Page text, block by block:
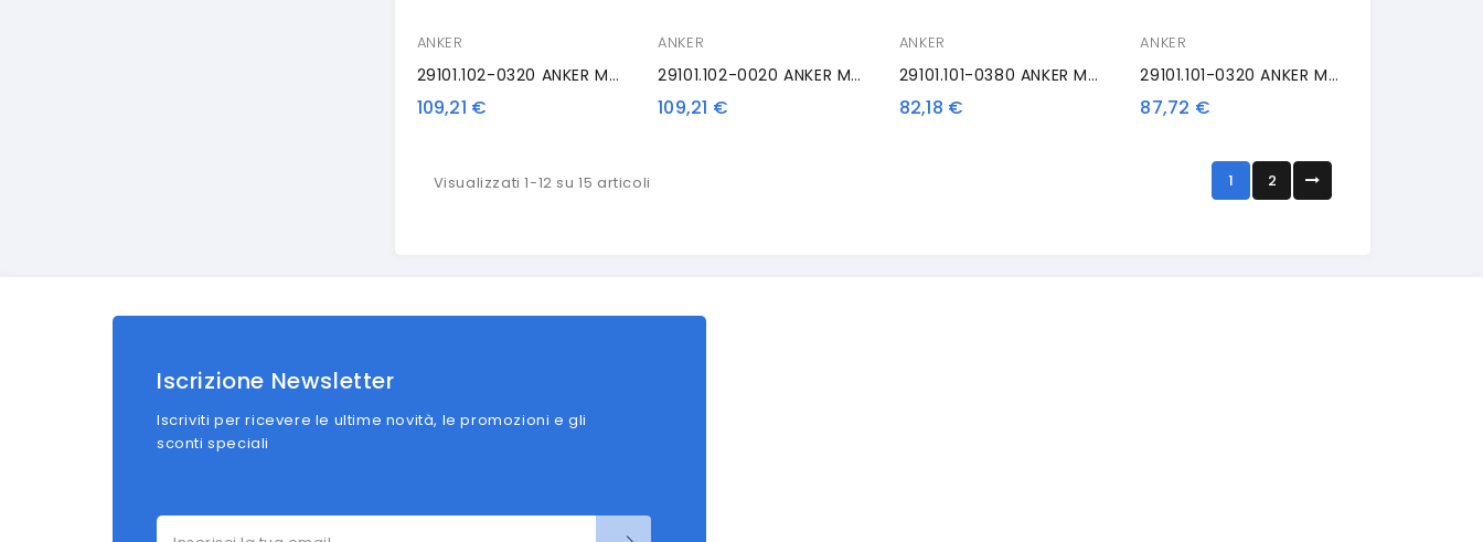
ANKER
29101.102-0320 ANKER MDX16, Antracite
109,21 €
ANKER
29101.102-0020 ANKER MDX16, Kit, Antracite
109,21 €
ANKER
29101.101-0380 ANKER MDX13E, Bianco
82,18 €
ANKER
29101.101-0320 ANKER MDX13E, Kit, Antracite
87,72 €
Visualizzati 1-12 su 15 articoli 1 2
Iscrizione Newsletter
Iscriviti per ricevere le ultime novità, le promozioni e gli
sconti speciali